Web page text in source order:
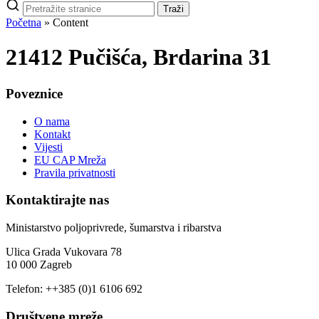
Pretraži
stranice
Traži
Početna » Content
21412 Pučišća, Brdarina 31
Poveznice
O nama
Kontakt
Vijesti
EU CAP Mreža
Pravila privatnosti
Kontaktirajte nas
Ministarstvo poljoprivrede, šumarstva i ribarstva
Ulica Grada Vukovara 78
10 000 Zagreb
Telefon: ++385 (0)1 6106 692